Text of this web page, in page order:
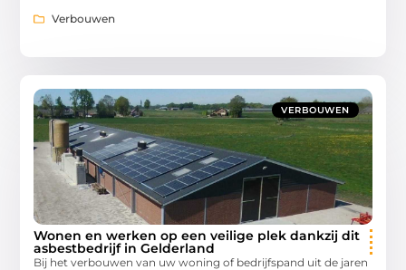
Verbouwen
VERBOUWEN
Wonen en werken op een veilige plek dankzij dit
asbestbedrijf in Gelderland
Bij het verbouwen van uw woning of bedrijfspand uit de jaren